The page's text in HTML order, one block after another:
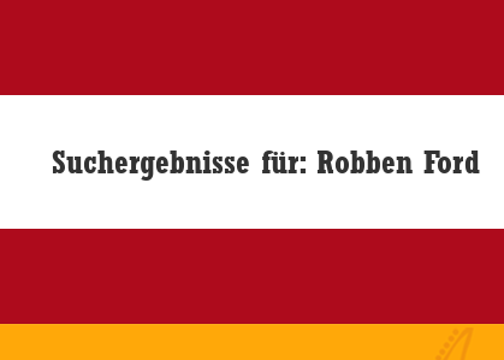
Suchergebnisse für: Robben Ford